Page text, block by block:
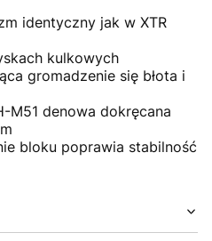
identyczny jak w XTR
kulkowych
gromadzenie się błota i
denowa dokręcana
bloku poprawia stabilność